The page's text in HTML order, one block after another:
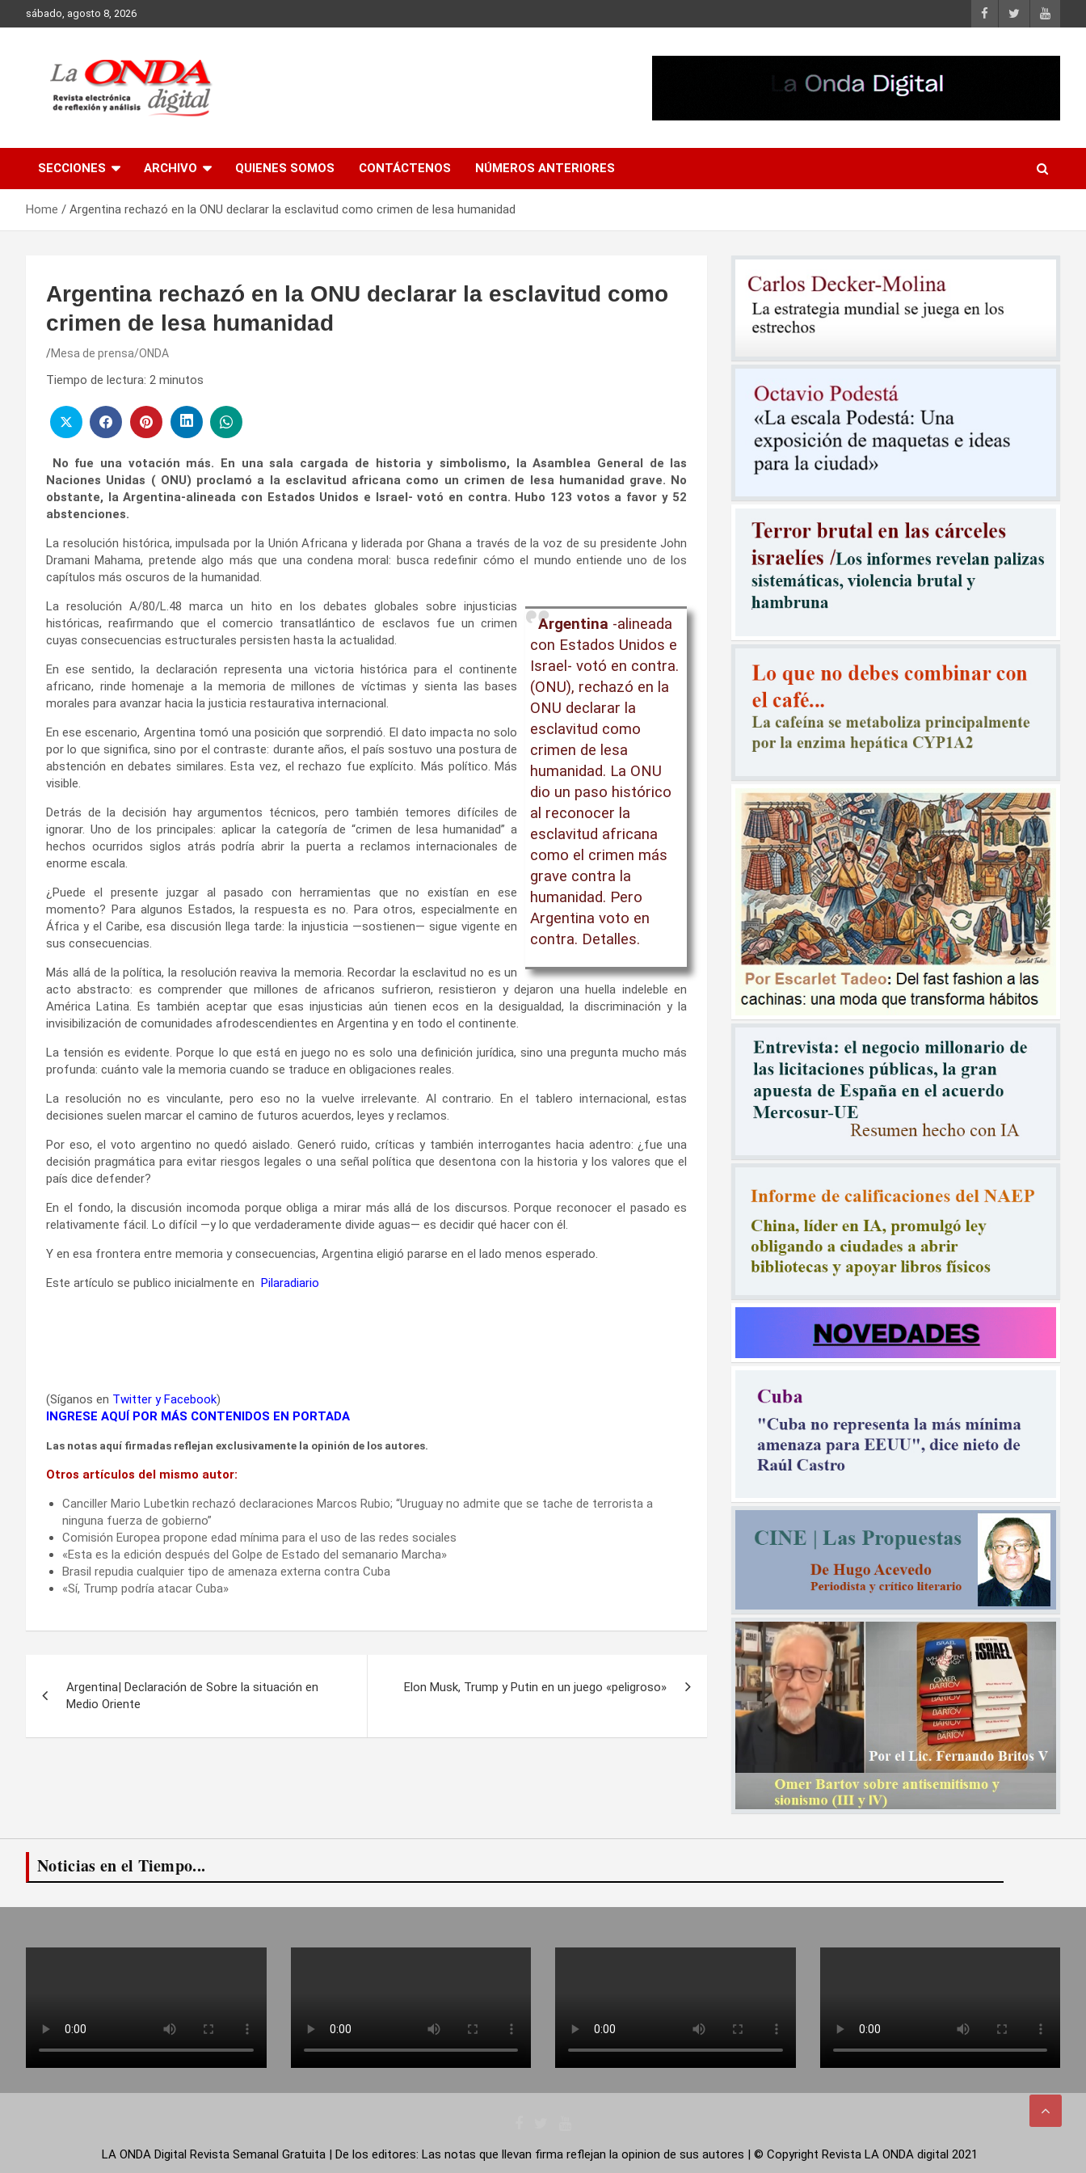
to
sábado, agosto 8, 2026
SECCIONES ARCHIVO QUIENES SOMOS CONTÁCTENOS NÚMEROS ANTERIORES
Home Argentina rechazó en la ONU declarar la esclavitud como crimen de lesa humanidad
Argentina rechazó en la ONU declarar la esclavitud como
crimen de lesa humanidad
Mesa de prensa/ONDA
Tiempo de lectura: 2 minutos
No fue una votación más. En una sala cargada de historia y simbolismo, la Asamblea General de las
Naciones Unidas ( ONU) proclamó a la esclavitud africana como un crimen de lesa humanidad grave. No
obstante, la Argentina-alineada con Estados Unidos e Israel- votó en contra. Hubo 123 votos a favor y 52
abstenciones.
La resolución histórica, impulsada por la Unión Africana y liderada por Ghana a través de la voz de su presidente John
Dramani Mahama, pretende algo más que una condena moral: busca redefinir cómo el mundo entiende uno de los
capítulos más oscuros de la humanidad.
Argentina -alineada
con Estados Unidos e
Israel- votó en contra.
(ONU), rechazó en la
ONU declarar la
esclavitud como
crimen de lesa
humanidad. La ONU
dio un paso histórico
al reconocer la
esclavitud africana
como el crimen más
grave contra la
humanidad. Pero
Argentina voto en
contra. Detalles.
La resolución A/80/L.48 marca un hito en los debates globales sobre injusticias
históricas, reafirmando que el comercio transatlántico de esclavos fue un crimen
cuyas consecuencias estructurales persisten hasta la actualidad.
En ese sentido, la declaración representa una victoria histórica para el continente
africano, rinde homenaje a la memoria de millones de víctimas y sienta las bases
morales para avanzar hacia la justicia restaurativa internacional.
En ese escenario, Argentina tomó una posición que sorprendió. El dato impacta no solo
por lo que significa, sino por el contraste: durante años, el país sostuvo una postura de
abstención en debates similares. Esta vez, el rechazo fue explícito. Más político. Más
visible.
Detrás de la decisión hay argumentos técnicos, pero también temores difíciles de
ignorar. Uno de los principales: aplicar la categoría de “crimen de lesa humanidad” a
hechos ocurridos siglos atrás podría abrir la puerta a reclamos internacionales de
enorme escala.
¿Puede el presente juzgar al pasado con herramientas que no existían en ese
momento? Para algunos Estados, la respuesta es no. Para otros, especialmente en
África y el Caribe, esa discusión llega tarde: la injusticia —sostienen— sigue vigente en
sus consecuencias.
Más allá de la política, la resolución reaviva la memoria. Recordar la esclavitud no es un
acto abstracto: es comprender que millones de africanos sufrieron, resistieron y dejaron una huella indeleble en
América Latina. Es también aceptar que esas injusticias aún tienen ecos en la desigualdad, la discriminación y la
invisibilización de comunidades afrodescendientes en Argentina y en todo el continente.
La tensión es evidente. Porque lo que está en juego no es solo una definición jurídica, sino una pregunta mucho más
profunda: cuánto vale la memoria cuando se traduce en obligaciones reales.
La resolución no es vinculante, pero eso no la vuelve irrelevante. Al contrario. En el tablero internacional, estas
decisiones suelen marcar el camino de futuros acuerdos, leyes y reclamos.
Por eso, el voto argentino no quedó aislado. Generó ruido, críticas y también interrogantes hacia adentro: ¿fue una
decisión pragmática para evitar riesgos legales o una señal política que desentona con la historia y los valores que el
país dice defender?
En el fondo, la discusión incomoda porque obliga a mirar más allá de los discursos. Porque reconocer el pasado es
relativamente fácil. Lo difícil —y lo que verdaderamente divide aguas— es decidir qué hacer con él.
Y en esa frontera entre memoria y consecuencias, Argentina eligió pararse en el lado menos esperado.
Este artículo se publico inicialmente en Pilaradiario
(Síganos en Twitter yFacebook)
INGRESE AQUÍ POR MÁS CONTENIDOS EN PORTADA
Las notas aquí firmadas reflejan exclusivamente la opinión de los autores.
Otros artículos del mismo autor:
Canciller Mario Lubetkin rechazó declaraciones Marcos Rubio; “Uruguay no admite que se tache de terrorista a
ninguna fuerza de gobierno”
Comisión Europea propone edad mínima para el uso de las redes sociales
«Esta es la edición después del Golpe de Estado del semanario Marcha»
Brasil repudia cualquier tipo de amenaza externa contra Cuba
«Sí, Trump podría atacar Cuba»
de
entradas
Argentina| Declaración de Sobre la situación en
Medio Oriente
Elon Musk, Trump y Putin en un juego «peligroso»
Noticias en el Tiempo...
LA ONDA Digital Revista Semanal Gratuita | De los editores: Las notas que llevan firma reflejan la opinion de sus autores | © Copyright Revista LA ONDA digital 2021